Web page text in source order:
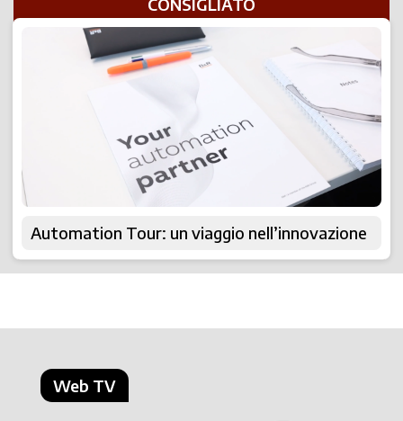
CONSIGLIATO
Automation Tour: un viaggio nell’innovazione
Web TV